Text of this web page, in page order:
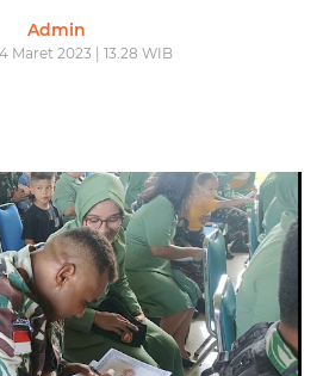
Admin
Maret 2023 | 13.28 WIB